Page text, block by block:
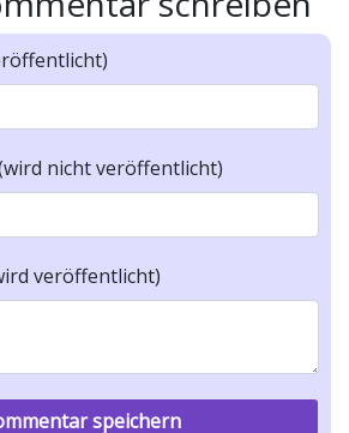
nicht veröffentlicht)
veröffentlicht)